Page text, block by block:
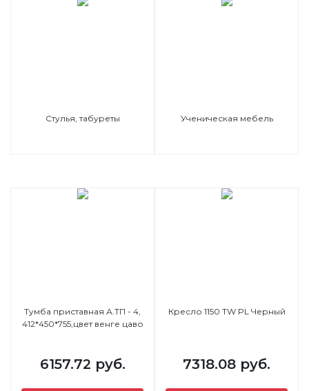
Стулья, табуреты Ученическая мебель
Тумба приставная А.ТП - 4,
412*450*755,цвет венге цаво
6157.72 руб.
Кресло 1150 TW PL Черный
7318.08 руб.